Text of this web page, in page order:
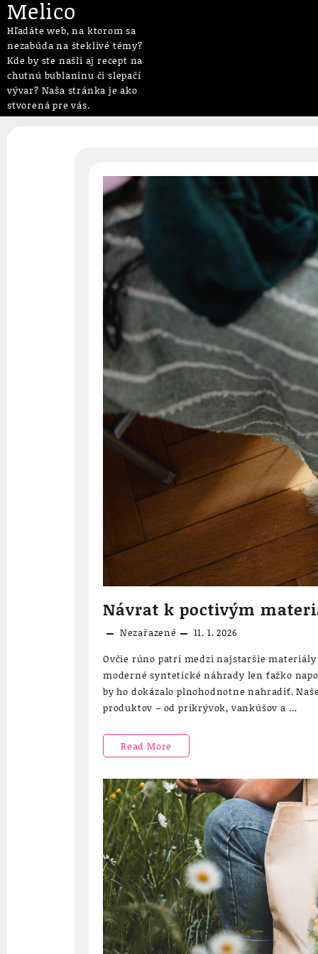
Melico
Hľadáte web, na ktorom sa
nezabúda na šteklivé témy?
Kde by ste našli aj recept na
chutnú bublaninu či slepačí
vývar? Naša stránka je ako
stvorená pre vás.
Návrat k poctivým
Nezařazené 11. 1. 2026
Ovčie rúno patrí medzi najstaršie
moderné syntetické náhrady len ťažko
by ho dokázalo plnohodnotne nahradiť.
produktov – od prikrývok, vankúšov a …
Návrat
poctivým
materiálom
Read More